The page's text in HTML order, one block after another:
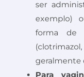
ser
exemplo)
forma de
geralmente
Para